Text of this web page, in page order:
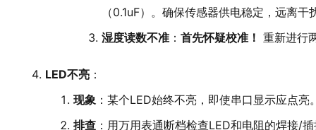
（0.1uF）。确保传感器供电稳定，远离干
湿度读数不准 ： 首先怀疑校准！ 重新进行
LED不亮 ：
现象 ：某个LED始终不亮，即使串口显示应点亮
排查 ：用万用表通断档检查LED和电阻的焊接/